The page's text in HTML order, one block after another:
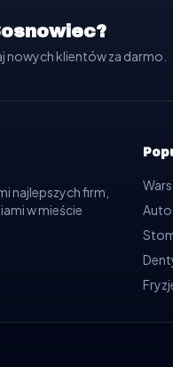
nowych klientów za darmo.
najlepszych firm,
w mieście